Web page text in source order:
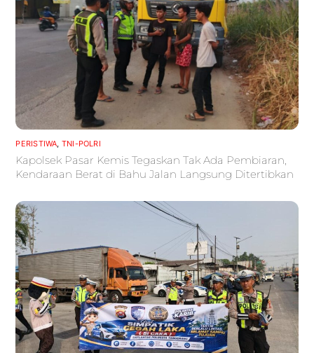
PERISTIWA, TNI-POLRI
Kapolsek Pasar Kemis Tegaskan Tak Ada Pembiaran,
Kendaraan Berat di Bahu Jalan Langsung Ditertibkan